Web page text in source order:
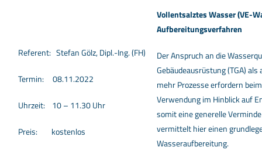
Referent: Stefan Gölz, Dipl.-Ing. (FH)
Termin: 08.11.2022
Uhrzeit: 10 – 11.30 Uhr
Preis: kostenlos
Vollentsalztes Wasser (VE-
Aufbereitungsverfahren
Der Anspruch an die
Gebäudeausrüstung (TGA)
mehr Prozesse erfordern
Verwendung im Hinblick auf
somit eine generelle
vermittelt hier einen
Wasseraufbereitung.